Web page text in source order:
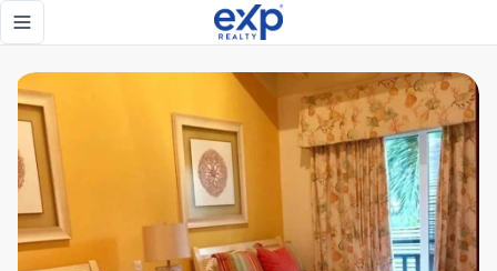
Toggle navigation menu
Villa 4 hab. Piantini, Santo Domingo D.N., Rep. Dom. - eXp